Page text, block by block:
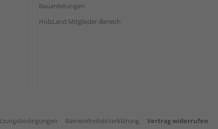
Bauanleitungen
HolzLand Mitglieder-Bereich
Barrierefreiheitserklärung Vertrag widerrufen